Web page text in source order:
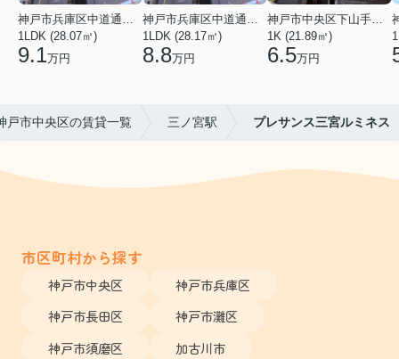
1LDK (28.07㎡)
9.1万円
1LDK (28.17㎡)
8.8万円
1K (21.89㎡)
6.5万円
戸市中央区の賃貸一覧 三ノ宮駅 プレサンス三宮ルミネス
市区町村から探す
神戸市中央区
神戸市兵庫区
神戸市長田区
神戸市灘区
神戸市須磨区
加古川市